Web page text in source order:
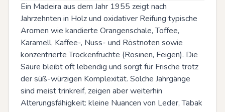
Ein Madeira aus dem Jahr 1955 zeigt nach
Jahrzehnten in Holz und oxidativer Reifung typische
Aromen wie kandierte Orangenschale, Toffee,
Karamell, Kaffee-, Nuss- und Röstnoten sowie
konzentrierte Trockenfrüchte (Rosinen, Feigen). Die
Säure bleibt oft lebendig und sorgt für Frische trotz
der süß-würzigen Komplexität. Solche Jahrgänge
sind meist trinkreif, zeigen aber weiterhin
Alterungsfähigkeit: kleine Nuancen von Leder, Tabak